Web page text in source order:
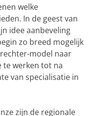
welke
In de geest van
idee aanbeveling
zo breed mogelijk
model naar
te werken tot na
van specialisatie in
zijn de regionale